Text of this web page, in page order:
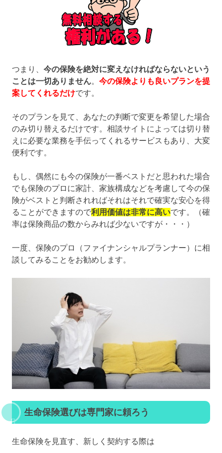
つまり、 今の保険を絶対に変えなければならないという
ことは一切ありません。 今の保険よりも良いプランを提
案してくれるだけです。
そのプランを見て、あなたの判断で変更を希望した場合
のみ切り替えるだけです。相談サイトによっては切り替
えに必要な業務を手伝ってくれるサービスもあり、大変
便利です。
もし、偶然にも今の保険が一番ベストだと思われた場合
でも保険のプロに家計、家族構成などを考慮して今の保
険がベストと判断されればそれはそれで確実な安心を得
ることができますので利用価値は非常に高いです。（確
率は保険商品の数からみれば少ないですが・・・）
一度、保険のプロ（ファイナンシャルプランナー）に相
談してみることをお勧めします。
生命保険選びは専門家に頼ろう
生命保険を見直す、新しく契約する際は